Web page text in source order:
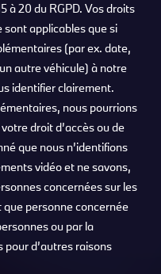
à 20 du RGPD. Vos droits
applicables que si
(par ex. date,
autre véhicule) à notre
identifier clairement.
nous pourrions
droit d’accès ou de
que nous n’identifions
vidéo et ne savons,
concernées sur les
personne concernée
ou par la
pour d’autres raisons